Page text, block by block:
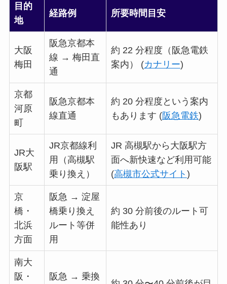
目的
地
経路例 所要時間目安
大阪
梅田
阪急京都本
線 → 梅田直
通
約 22 分程度（阪急電鉄
案内） (カナリー)
京都
河原
町
阪急京都本
線直通
約 20 分程度という案内
もあります (阪急電鉄)
JR大
阪駅
JR京都線利
用（高槻駅
乗り換え）
JR 高槻駅から大阪駅方
面へ新快速など利用可能
(高槻市公式サイト )
京
橋・
北浜
方面
阪急 → 淀屋
橋乗り換え
ルート等併
用
約 30 分前後のルート可
能性あり
南大
阪・
阪急 → 乗換